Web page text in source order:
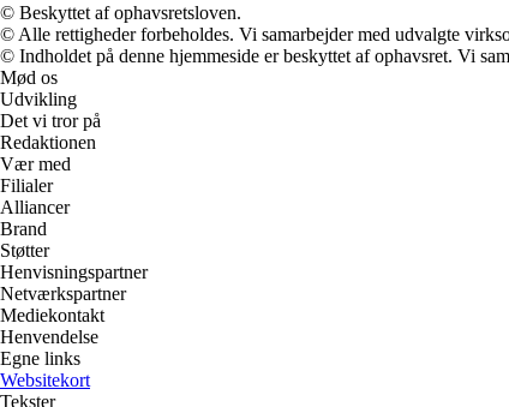
© Beskyttet af ophavsretsloven.
© Alle rettigheder forbeholdes. Vi samarbejder med udvalgte
© Indholdet på denne hjemmeside er beskyttet af ophavsret. Vi
Mød os
Udvikling
Det vi tror på
Redaktionen
Vær med
Filialer
Alliancer
Brand
Støtter
Henvisningspartner
Netværkspartner
Mediekontakt
Henvendelse
Egne links
Websitekort
Tekster